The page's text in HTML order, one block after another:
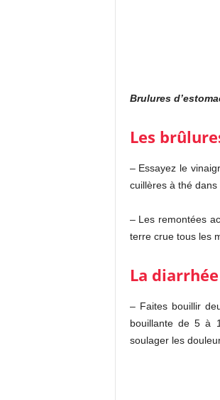
Brulures
Les
– Essayez le
cuillères à thé dans
– Les remontées
terre crue tous les
La diarrhée
– Faites bouillir
bouillante de 5 à
soulager les